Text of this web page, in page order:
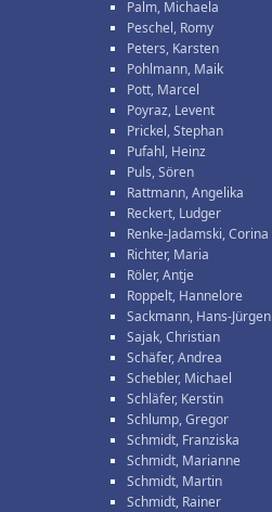
Palm, Michaela
Peschel, Romy
Peters, Karsten
Pohlmann, Maik
Pott, Marcel
Poyraz, Levent
Prickel, Stephan
Pufahl, Heinz
Puls, Sören
Rattmann, Angelika
Reckert, Ludger
Renke-Jadamski, Corina
Richter, Maria
Röler, Antje
Roppelt, Hannelore
Sackmann, Hans-Jürgen
Sajak, Christian
Schäfer, Andrea
Schebler, Michael
Schläfer, Kerstin
Schlump, Gregor
Schmidt, Franziska
Schmidt, Marianne
Schmidt, Martin
Schmidt, Rainer